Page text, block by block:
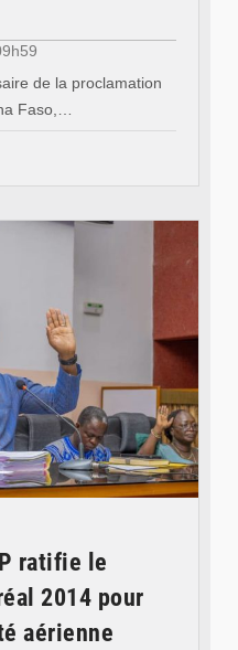
de la proclamation
Faso,…
ratifie le
2014 pour
aérienne